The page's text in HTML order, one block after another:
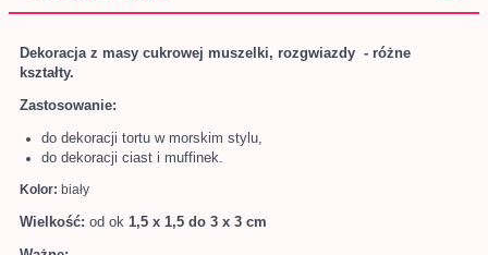
Dekoracja z masy cukrowej muszelki, rozgwiazdy - różne
kształty.
Zastosowanie:
do dekoracji tortu w morskim stylu,
do dekoracji ciast i muffinek.
Kolor: biały
Wielkość: od ok 1,5 x 1,5 do 3 x 3 cm